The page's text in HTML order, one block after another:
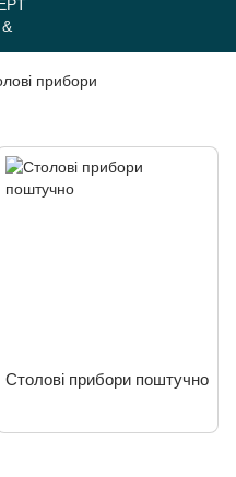
прибори
Столові прибори поштучно